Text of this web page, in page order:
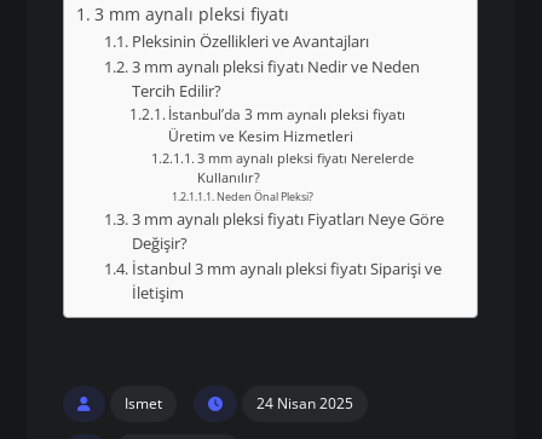
3 mm aynalı pleksi fiyatı
Pleksinin Özellikleri ve Avantajları
3 mm aynalı pleksi fiyatı Nedir ve Neden
Tercih Edilir?
İstanbul’da 3 mm aynalı pleksi fiyatı
Üretim ve Kesim Hizmetleri
3 mm aynalı pleksi fiyatı Nerelerde
Kullanılır?
Neden Önal Pleksi?
3 mm aynalı pleksi fiyatı Fiyatları Neye Göre
Değişir?
İstanbul 3 mm aynalı pleksi fiyatı Siparişi ve
İletişim
Ismet 24 Nisan 2025